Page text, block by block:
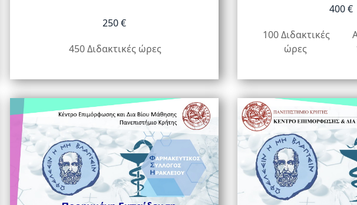
250 €
450 Διδακτικές ώρες
400 €
100 Διδακτικές
ώρες